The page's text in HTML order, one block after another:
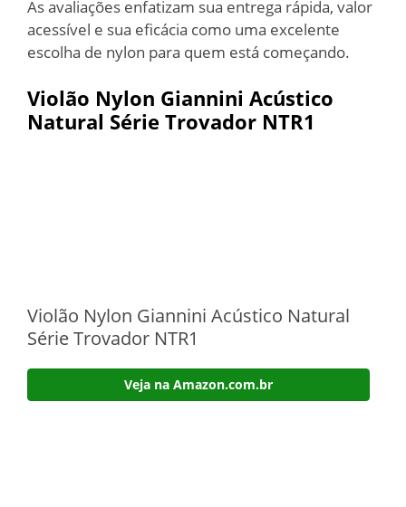
As avaliações enfatizam sua entrega rápida, valor
acessível e sua eficácia como uma excelente
escolha de nylon para quem está começando.
Violão Nylon Giannini Acústico
Natural Série Trovador NTR1
Violão Nylon Giannini Acústico Natural
Série Trovador NTR1
Veja na Amazon.com.br